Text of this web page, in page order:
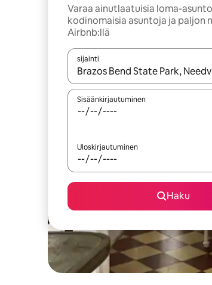
Varaa ainutlaatuisia loma-
kodinomaisia asuntoja ja paljon
Airbnb:llä
sijainti
Kun tulokset ovat saatavilla,
Sisäänkirjautuminen
Uloskirjautuminen
Haku